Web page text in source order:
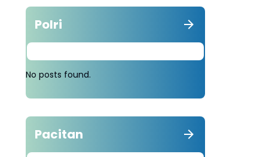
Polri
No posts found.
Pacitan